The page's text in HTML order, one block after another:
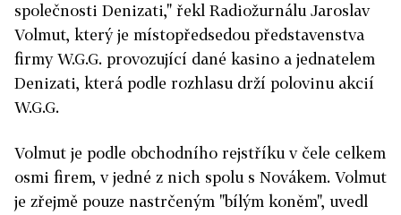
společnosti Denizati," řekl Radiožurnálu Jaroslav
Volmut, který je místopředsedou představenstva
firmy W.G.G. provozující dané kasino a jednatelem
Denizati, která podle rozhlasu drží polovinu akcií
W.G.G.
Volmut je podle obchodního rejstříku v čele celkem
osmi firem, v jedné z nich spolu s Novákem. Volmut
je zřejmě pouze nastrčeným "bílým koněm", uvedl